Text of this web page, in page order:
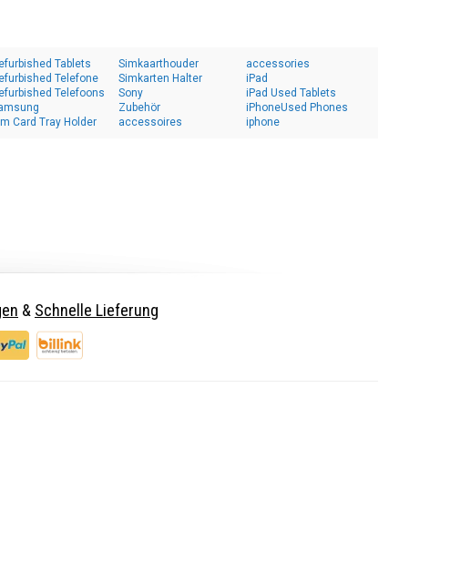
Tablets
Telefone
Telefoons
Card Tray Holder
Simkaarthouder
Simkarten Halter
Sony
Zubehör
accessoires
accessories
iPad
iPad Used Tablets
iPhoneUsed Phones
iphone
& Schnelle Lieferung